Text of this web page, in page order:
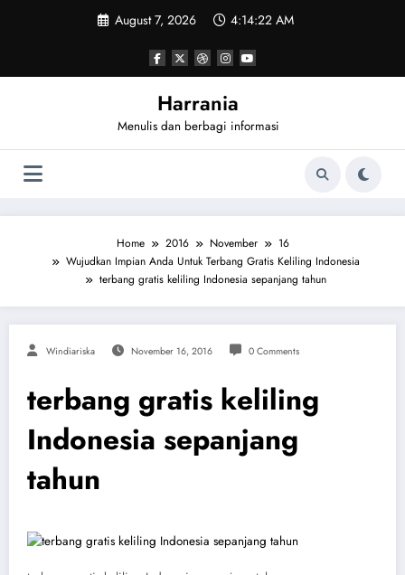
August 7, 2026 4:14:22 AM
Harrania
Menulis dan berbagi informasi
Home 2016 November
16
Wujudkan Impian Anda Untuk Terbang Gratis Keliling Indonesia
terbang gratis keliling Indonesia sepanjang tahun
Windiariska November 16, 2016 0 Comments
terbang gratis keliling
Indonesia sepanjang
tahun